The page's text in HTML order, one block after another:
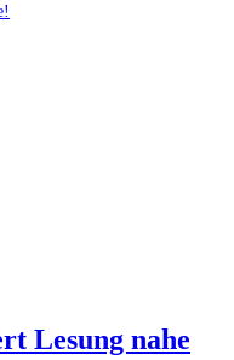
Lesung nahe